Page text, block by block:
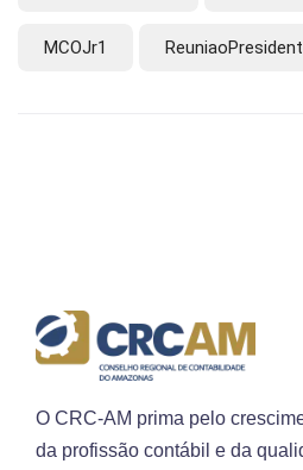
MCOJr1
O CRC-AM prima pelo
da profissão contábil e da